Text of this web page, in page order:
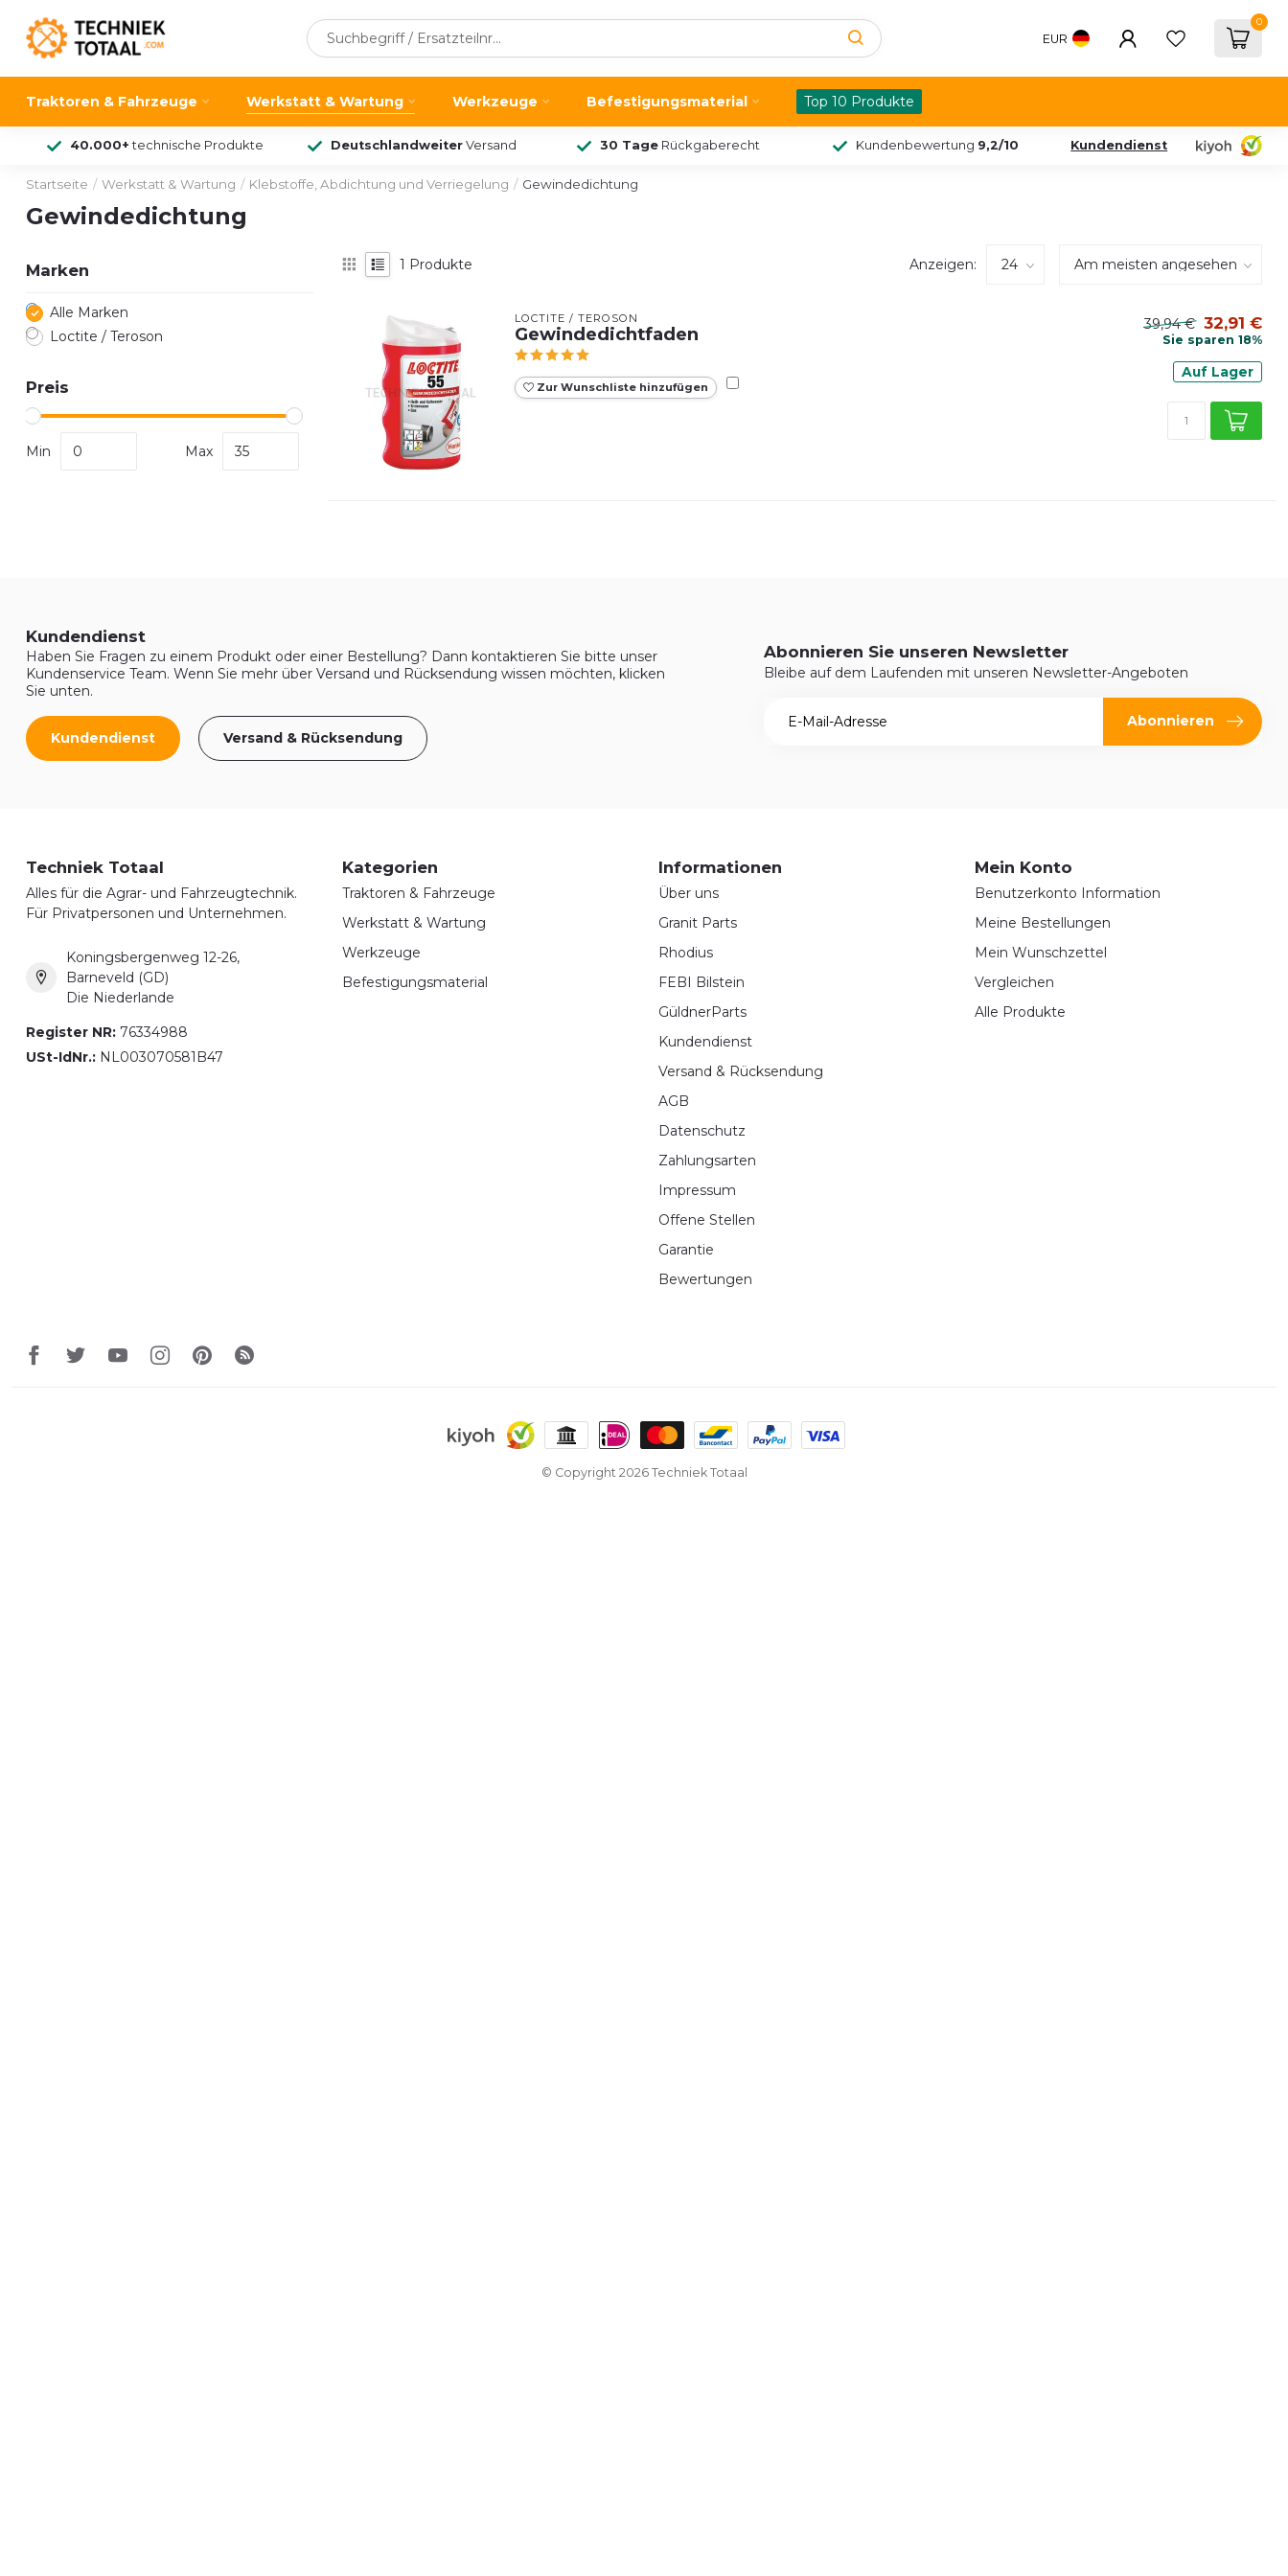
EUR
0
Traktoren & Fahrzeuge Werkstatt & Wartung Werkzeuge Befestigungsmaterial Top 10 Produkte
40.000+ technische Produkte DeutschlandweiterVersand 30 Tage Rückgaberecht Kundenbewertung 9,2/10 Kundendienst
Startseite / Werkstatt & Wartung / Klebstoffe, Abdichtung und Verriegelung / Gewindedichtung
Gewindedichtung
Marken
Alle Marken
Loctite / Teroson
Preis
Min Max
1 Produkte Anzeigen:
LOCTITE / TEROSON
Gewindedichtfaden
Zur Wunschliste hinzufügen
39,94 € 32,91 €
Sie sparen 18%
Auf Lager
Kundendienst
Haben Sie Fragen zu einem Produkt oder einer Bestellung? Dann kontaktieren Sie bitte unser
Kundenservice Team. Wenn Sie mehr über Versand und Rücksendung wissen möchten, klicken
Sie unten.
Kundendienst Versand & Rücksendung
Abonnieren Sie unseren Newsletter
Bleibe auf dem Laufenden mit unseren Newsletter-Angeboten
Abonnieren
Techniek Totaal
Alles für die Agrar- und Fahrzeugtechnik.
Für Privatpersonen und Unternehmen.
Koningsbergenweg 12-26,
Barneveld (GD)
Die Niederlande
Register NR: 76334988
USt-IdNr.: NL003070581B47
Kategorien
Traktoren & Fahrzeuge
Werkstatt & Wartung
Werkzeuge
Befestigungsmaterial
Informationen
Über uns
Granit Parts
Rhodius
FEBI Bilstein
GüldnerParts
Kundendienst
Versand & Rücksendung
AGB
Datenschutz
Zahlungsarten
Impressum
Offene Stellen
Garantie
Bewertungen
Mein Konto
Benutzerkonto Information
Meine Bestellungen
Mein Wunschzettel
Vergleichen
Alle Produkte
© Copyright 2026 Techniek Totaal